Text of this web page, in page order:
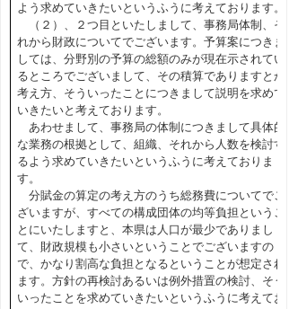
よう求めていきたいというふうに考えております。
（２）、２つ目といたしまして、事務局体制、そ
れから財政についてでございます。予算案につきま
しては、分野別の予算の総額のみが現在示されてい
るところでございまして、その積算でありますとか
考え方、そういったことにつきまして説明を求めて
いきたいと考えております。
あわせまして、事務局の体制につきまして具体的
な業務の根拠として、組織、それから人数を検討す
るよう求めていきたいというふうに考えておりま
す。
分賦金の算定の考え方のうち総務費についてでご
ざいますが、すべての構成団体の均等負担というこ
とにいたしますと、本県は人口が最少でありまし
て、財政規模も小さいということでございますの
で、かなり割高な負担となるということが想定され
ます。方針の再検討あるいは例外措置の検討、そう
いったことを求めていきたいというふうに考えてお